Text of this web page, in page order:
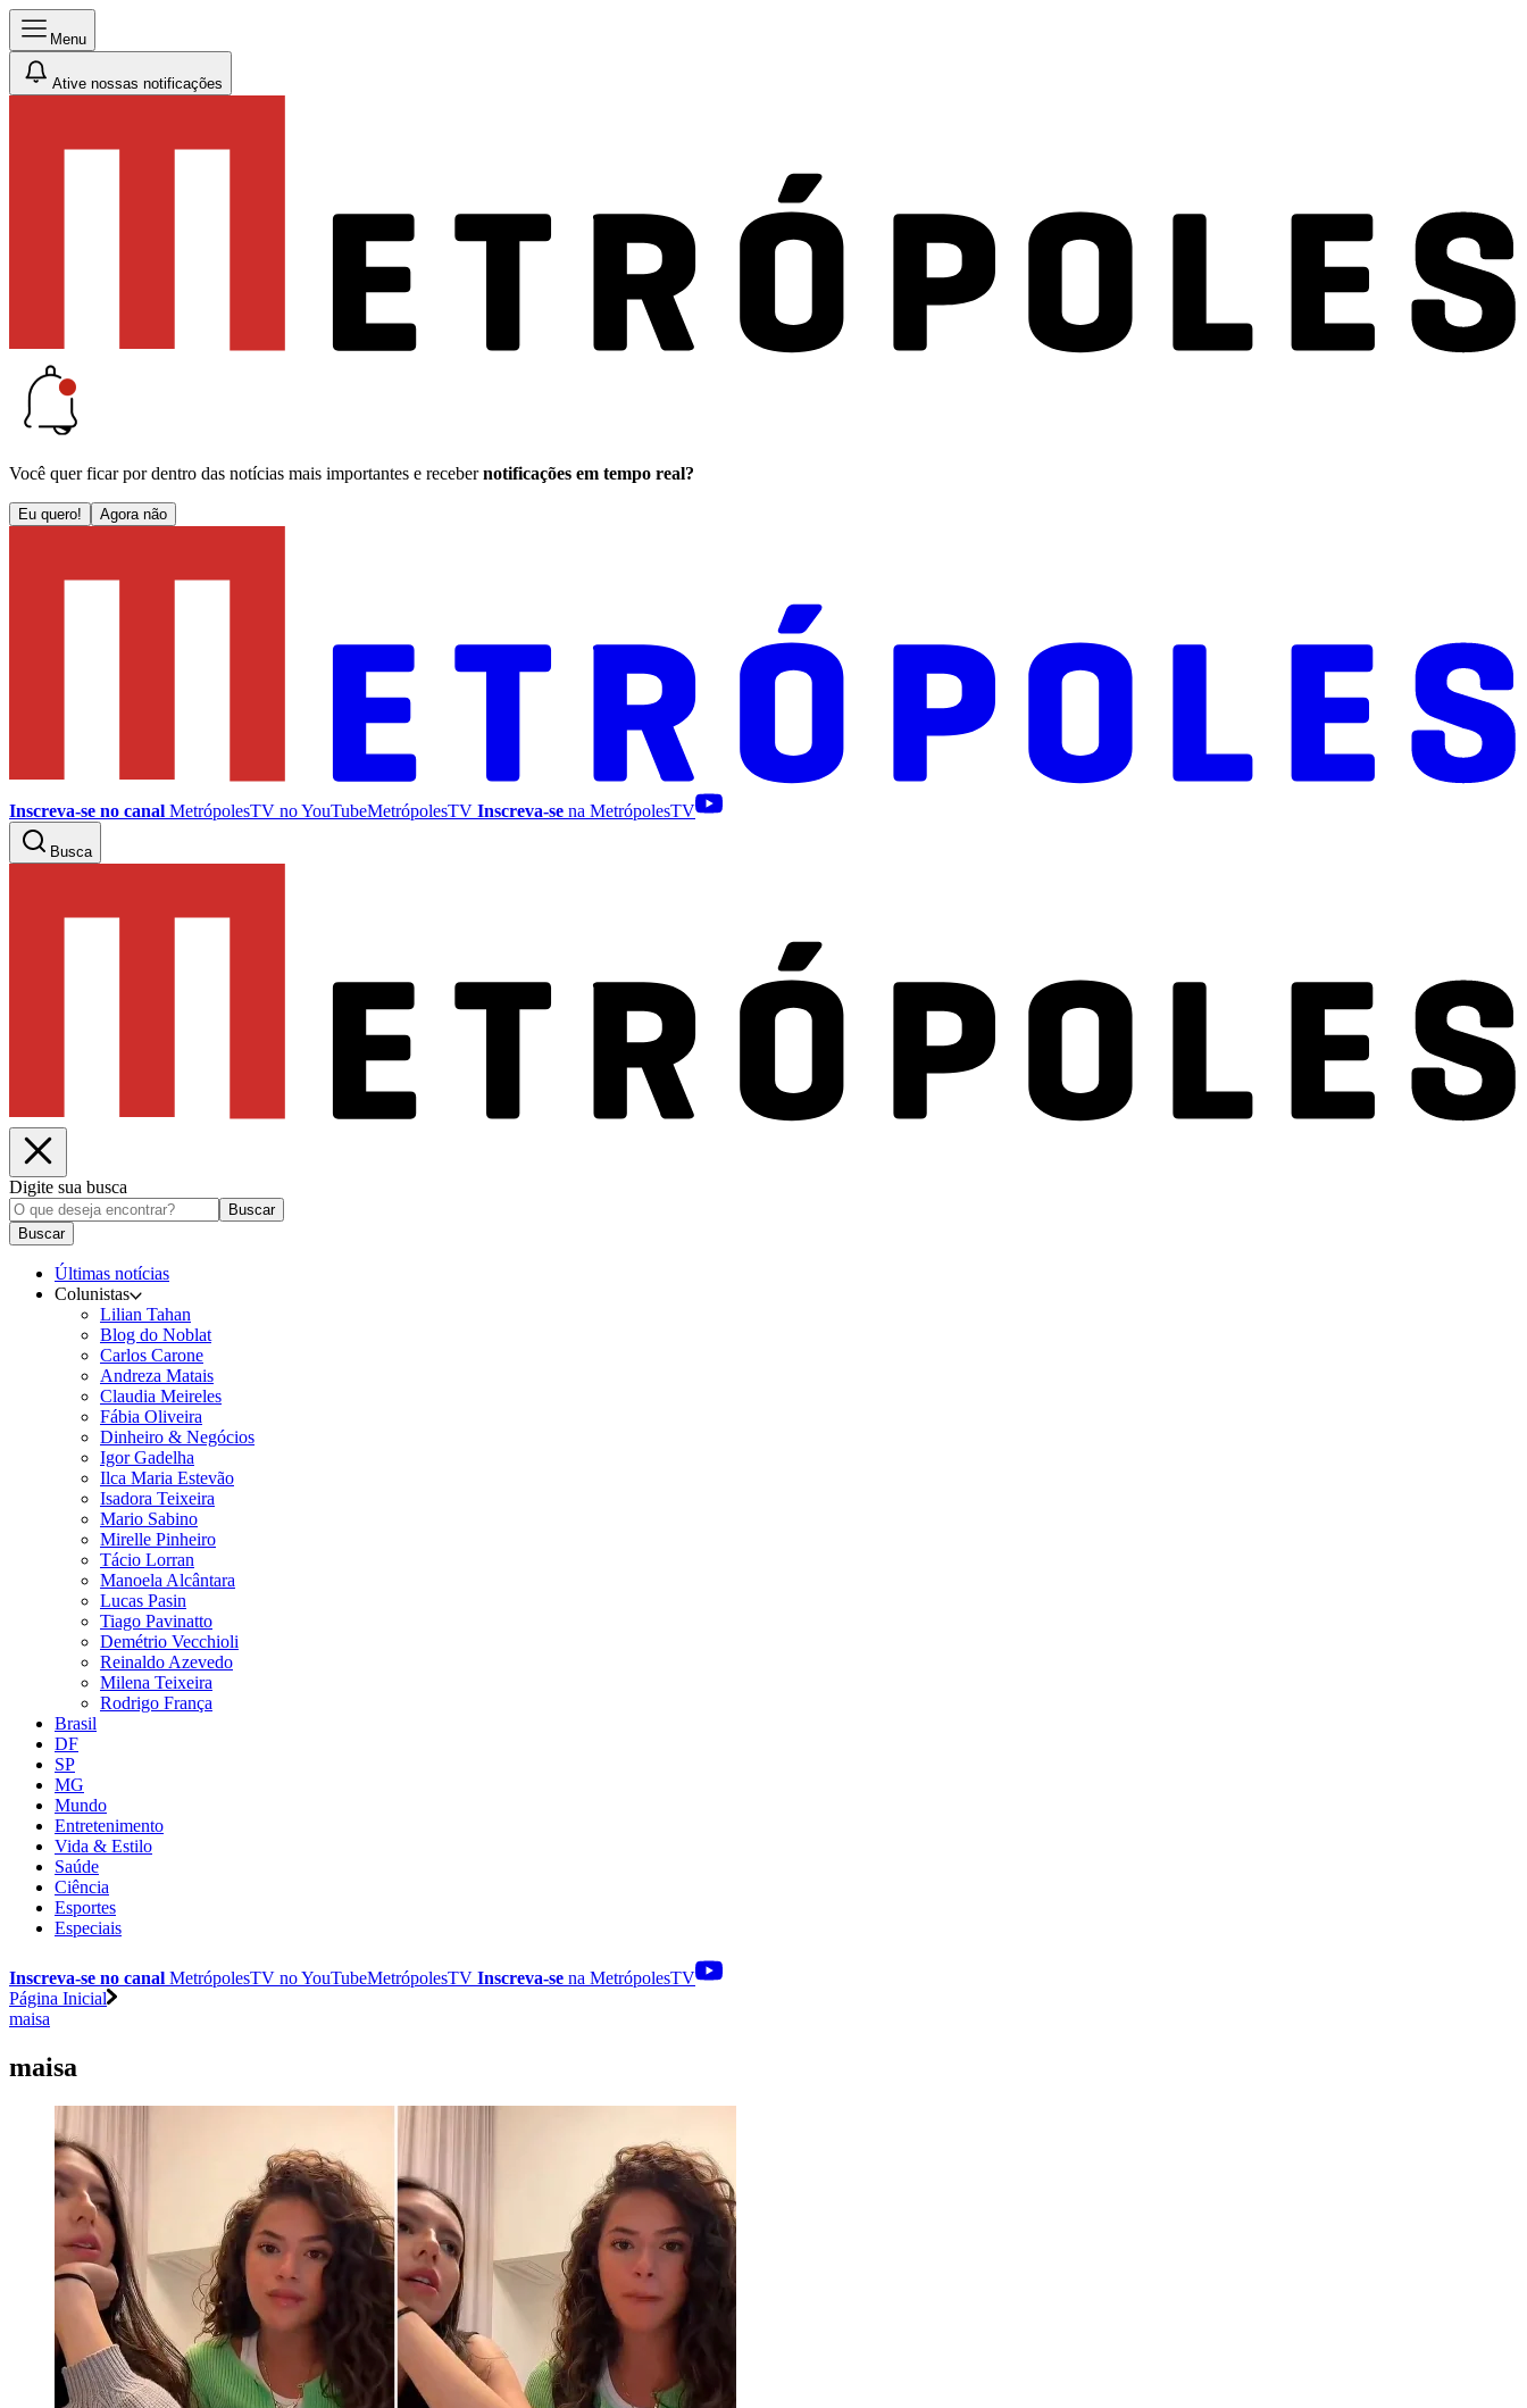
Menu
Ative nossas notificações
Você quer ficar por dentro das notícias mais importantes e receber notificações em tempo real?
Eu quero! Agora não
Inscreva-se no canal MetrópolesTV noYouTubeMetrópolesTV Inscreva-se na MetrópolesTV
Busca
Digite sua busca
Buscar
Buscar
Últimas notícias
Colunistas
Lilian Tahan
Blog do Noblat
Carlos Carone
Andreza Matais
Claudia Meireles
Fábia Oliveira
Dinheiro & Negócios
Igor Gadelha
Ilca Maria Estevão
Isadora Teixeira
Mario Sabino
Mirelle Pinheiro
Tácio Lorran
Manoela Alcântara
Lucas Pasin
Tiago Pavinatto
Demétrio Vecchioli
Reinaldo Azevedo
Milena Teixeira
Rodrigo França
Brasil
DF
SP
MG
Mundo
Entretenimento
Vida & Estilo
Saúde
Ciência
Esportes
Especiais
Inscreva-se no canal MetrópolesTV noYouTubeMetrópolesTV Inscreva-se na MetrópolesTV
Página Inicial
maisa
maisa